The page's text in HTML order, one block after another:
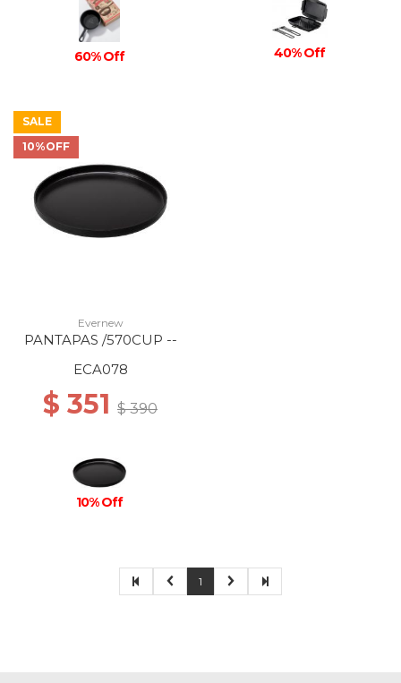
60% Off 40% Off
SALE
10%OFF
Evernew
PANTAPAS /570CUP --
ECA078
$ 351 $ 390
10% Off
1